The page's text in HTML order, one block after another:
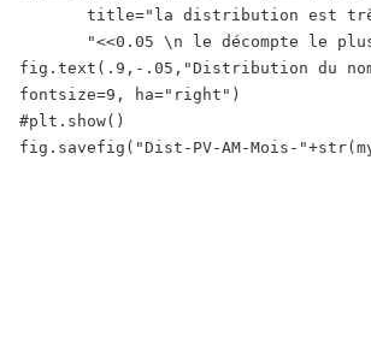
title="la distribution est
"<<0.05 \n le décompte le
fig.text(.9,-.05,"Distribution du
fontsize=9, ha="right")
#plt.show()